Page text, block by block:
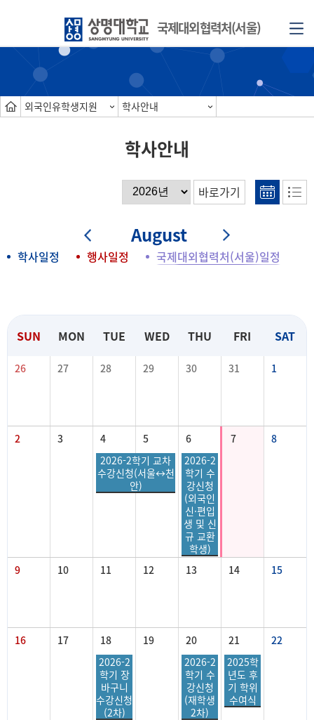
국제대외협력처(서울)
외국인유학생지원 학사안내
학사안내
바로가기
학사일정 행사일정 국제대외협력처(서울)일정
August
SUN MON TUE WED THU FRI SAT
26 27 28 29 30 31 1
2 3 4 5 6 7
8
2026-2학기 교차
수강신청(서울↔천
안)
2026-2
학기 수
강신청
(외국인
신·편입
생 및 신
규 교환
학생)
9
10 11 12 13 14 15
16 17 18 19 20 21
22
2026-2
학기 장
바구니
수강신청
(2차)
2026-2
학기 수
강신청
(재학생
2차)
2025학
년도 후
기 학위
수여식